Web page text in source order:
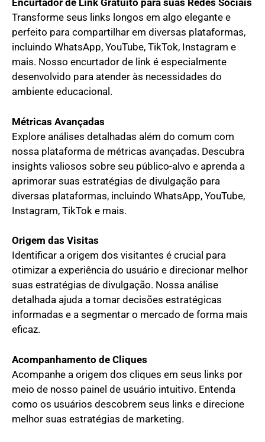
Encurtador de Link Gratuito para suas Redes Sociais
Transforme seus links longos em algo elegante e
perfeito para compartilhar em diversas plataformas,
incluindo WhatsApp, YouTube, TikTok, Instagram e
mais. Nosso encurtador de link é especialmente
desenvolvido para atender às necessidades do
ambiente educacional.
Métricas Avançadas
Explore análises detalhadas além do comum com
nossa plataforma de métricas avançadas. Descubra
insights valiosos sobre seu público-alvo e aprenda a
aprimorar suas estratégias de divulgação para
diversas plataformas, incluindo WhatsApp, YouTube,
Instagram, TikTok e mais.
Origem das Visitas
Identificar a origem dos visitantes é crucial para
otimizar a experiência do usuário e direcionar melhor
suas estratégias de divulgação. Nossa análise
detalhada ajuda a tomar decisões estratégicas
informadas e a segmentar o mercado de forma mais
eficaz.
Acompanhamento de Cliques
Acompanhe a origem dos cliques em seus links por
meio de nosso painel de usuário intuitivo. Entenda
como os usuários descobrem seus links e direcione
melhor suas estratégias de marketing.